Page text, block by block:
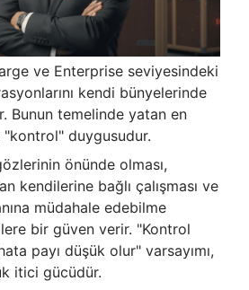
ve Enterprise seviyesindeki
kendi bünyelerinde
Bunun temelinde yatan en
duygusudur.
önünde olması,
kendilerine bağlı çalışması ve
müdahale edebilme
bir güven verir. "Kontrol
payı düşük olur" varsayımı,
itici gücüdür.